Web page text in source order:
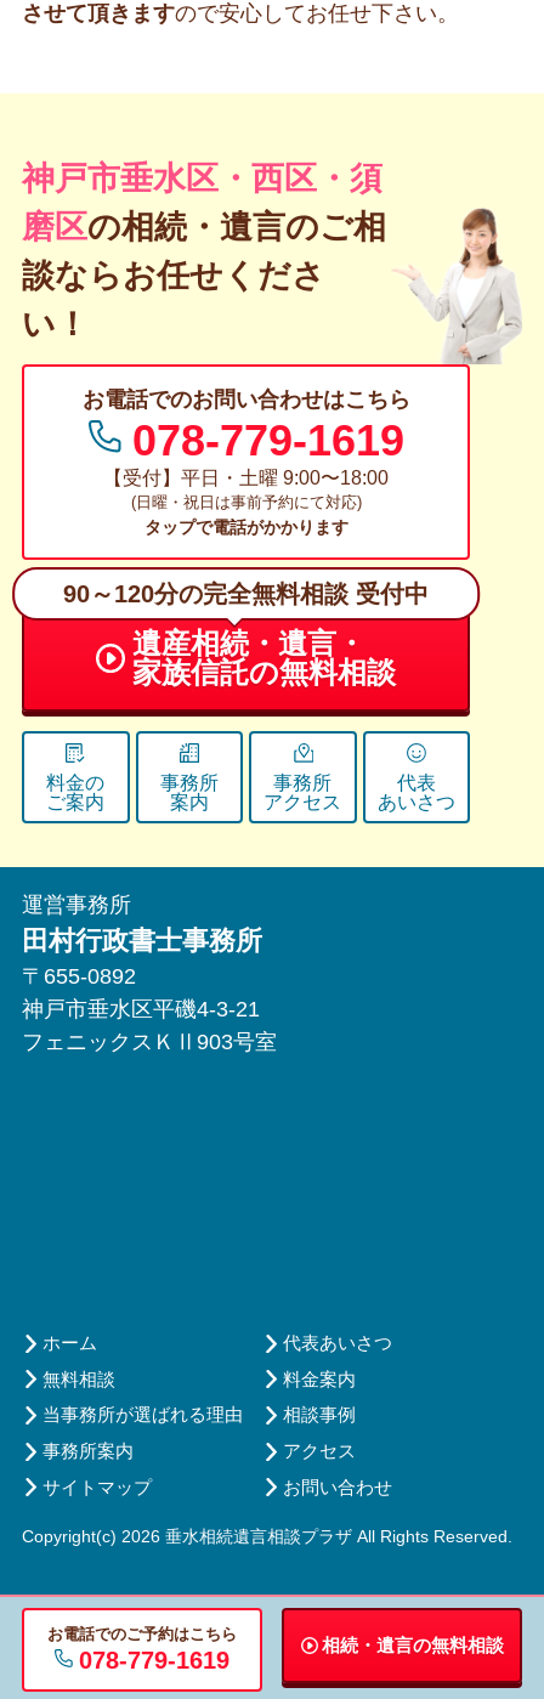
させて頂きますので安心してお任せ下さい。
神戸市垂水区・西区・須
磨区の相続・遺言のご相
談ならお任せくださ
い！
お電話でのお問い合わせはこちら
078-779-1619
【受付】平日・土曜 9:00〜18:00
(日曜・祝日は事前予約にて対応)
タップで電話がかかります
90～120分の完全無料相談 受付中
遺産相続・遺言・
家族信託の無料相談
料金の
ご案内
事務所
案内
事務所
アクセス
代表
あいさつ
運営事務所
田村行政書士事務所
〒655-0892
神戸市垂水区平磯4-3-21
フェニックスＫⅡ903号室
ホーム
代表あいさつ
無料相談
料金案内
当事務所が選ばれる理由
相談事例
事務所案内
アクセス
サイトマップ
お問い合わせ
Copyright(c) 2026 垂水相続遺言相談プラザ All Rights Reserved.
お電話でのご予約はこちら
078-779-1619
相続・遺言の無料相談